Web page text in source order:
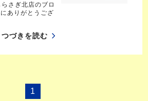
さぎ北店のブロ
ありがとうござ
つづきを読む
1